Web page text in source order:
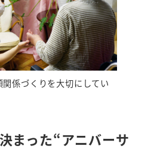
関係づくりを大切にしてい
まった“アニバーサ